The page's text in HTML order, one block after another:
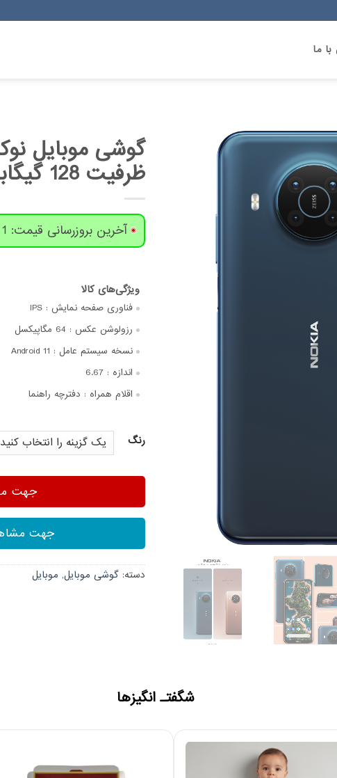
ما
ظرفیت 128 گیگابایت و رم 8 گیگابایت
آخرین بروزرسانی قیمت: 1 روز پیش
فناوری صفحه‌ نمایش : IPS
رزولوشن عکس : 64 مگاپیکسل
نسخه سیستم عامل : Android 11
اندازه : 6.67
اقلام همراه : دفترچه‌ راهنما
رنگ
جهت
جهت
دسته: گوشی موبایل, موبایل
شگفتـ انگیزها